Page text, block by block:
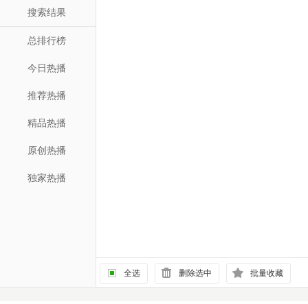
搜索结果
总排行榜
今日热播
推荐热播
精品热播
原创热播
独家热播
全选 删除选中 批量收藏